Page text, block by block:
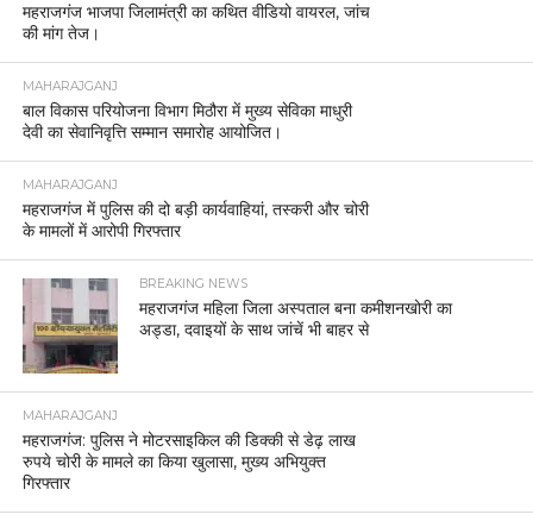
महराजगंज भाजपा जिलामंत्री का कथित वीडियो वायरल, जांच
की मांग तेज।
MAHARAJGANJ
बाल विकास परियोजना विभाग मिठौरा में मुख्य सेविका माधुरी
देवी का सेवानिवृत्ति सम्मान समारोह आयोजित।
MAHARAJGANJ
महराजगंज में पुलिस की दो बड़ी कार्यवाहियां, तस्करी और चोरी
के मामलों में आरोपी गिरफ्तार
BREAKING NEWS
महराजगंज महिला जिला अस्पताल बना कमीशनखोरी का
अड्डा, दवाइयों के साथ जांचें भी बाहर से
MAHARAJGANJ
महराजगंज: पुलिस ने मोटरसाइकिल की डिक्की से डेढ़ लाख
रुपये चोरी के मामले का किया खुलासा, मुख्य अभियुक्त
गिरफ्तार